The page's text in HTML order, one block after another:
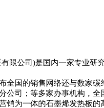
限公司)是国内一家专业研
的销售网络还与数家碳
公司；等多家办事机构，
为一体的石墨烯发热板